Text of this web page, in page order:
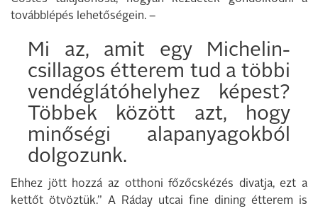
továbblépés lehetőségein. –
Mi az, amit egy Michelin-
csillagos étterem tud a többi
vendéglátóhelyhez képest?
Többek között azt, hogy
minőségi alapanyagokból
dolgozunk.
Ehhez jött hozzá az otthoni főzőcskézés divatja, ezt a
kettőt ötvöztük.” A Ráday utcai fine dining étterem is